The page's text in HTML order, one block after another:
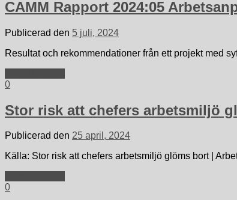
CAMM Rapport 2024:05
Publicerad den 5 juli, 2024
Resultat och rekommendationer från ett projekt med
0
Stor risk att chefers arbetsmiljö
Publicerad den 25 april, 2024
Källa: Stor risk att chefers arbetsmiljö glöms bort |
0